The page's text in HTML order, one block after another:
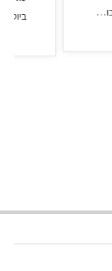
סוכרת היא מחלה ממשפחת המחלות המטבוליות שמתאפיינת ברמות גבוהות של גלוקוז בשתן ובדם. ישנן שלוש צורות מרכזיות שבהן המחלה יכולה לבוא לידי ביטוי כשהגורמים המובילים להתפרצות של כל אחת מהצורות שונים זה מזה ובהתאם לכך גם השכיחות של המחלות שונה. בנוסף לצורות המרכזיות, ישנם תת סוגים של סוכרת שנחשבים לנפוצים הרבה פחות כפי שנפרט בהמשך. […]